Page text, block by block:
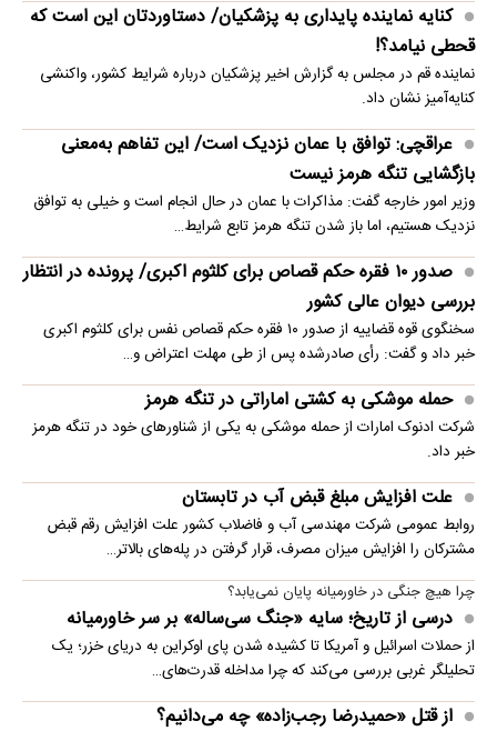
کنایه نماینده پایداری به پزشکیان/ دستاوردتان این است که
قحطی نیامد؟!
نماینده قم در مجلس به گزارش اخیر پزشکیان درباره شرایط کشور، واکنشی
کنایه‌آمیز نشان داد.
عراقچی: توافق با عمان نزدیک است/ این تفاهم به‌معنی
بازگشایی تنگه هرمز نیست
وزیر امور خارجه گفت: مذاکرات با عمان در حال انجام است و خیلی به توافق
نزدیک هستیم، اما باز شدن تنگه هرمز تابع شرایط…
صدور ۱۰ فقره حکم قصاص برای کلثوم اکبری/ پرونده در انتظار
بررسی دیوان عالی کشور
سخنگوی قوه قضاییه از صدور ۱۰ فقره حکم قصاص نفس برای کلثوم اکبری
خبر داد و گفت: رأی صادرشده پس از طی مهلت اعتراض و…
حمله موشکی به کشتی اماراتی در تنگه هرمز
شرکت ادنوک امارات از حمله موشکی به یکی از شناورهای خود در تنگه هرمز
خبر داد.
علت افزایش مبلغ قبض آب در تابستان
روابط عمومی شرکت مهندسی آب و فاضلاب کشور علت افزایش رقم قبض
مشترکان را افزایش میزان مصرف، قرار گرفتن در پله‌های بالاتر…
چرا هیچ جنگی در خاورمیانه پایان نمی‌یابد؟
درسی از تاریخ؛ سایه «جنگ سی‌ساله» بر سر خاورمیانه
از حملات اسرائیل و آمریکا تا کشیده شدن پای اوکراین به دریای خزر؛ یک
تحلیلگر غربی بررسی می‌کند که چرا مداخله قدرت‌های…
از قتل «حمیدرضا رجب‌زاده» چه می‌دانیم؟